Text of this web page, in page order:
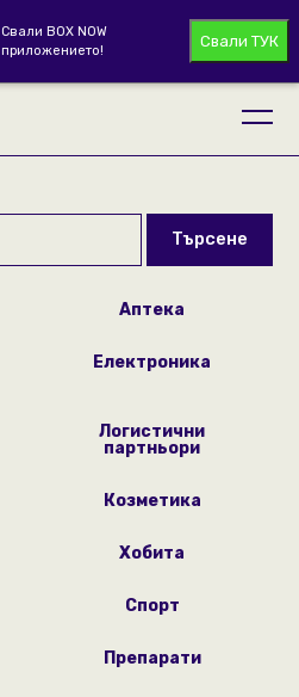
Свали BOX NOW
приложението!
Свали ТУК
Търсене
Аптека
Електроника
Логистични
партньори
Козметика
Хобита
Спорт
Препарати